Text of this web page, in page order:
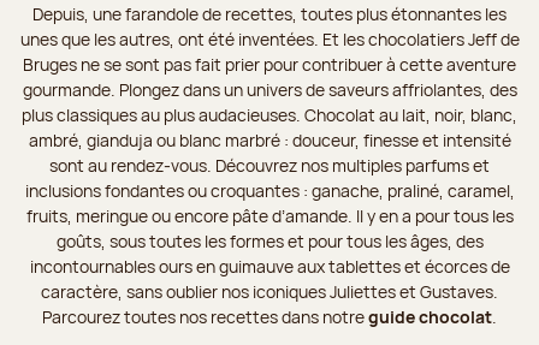
Depuis, une farandole de recettes, toutes plus étonnantes les
unes que les autres, ont été inventées. Et les chocolatiers Jeff de
Bruges ne se sont pas fait prier pour contribuer à cette aventure
gourmande. Plongez dans un univers de saveurs affriolantes, des
plus classiques au plus audacieuses. Chocolat au lait, noir, blanc,
ambré, gianduja ou blanc marbré : douceur, finesse et intensité
sont au rendez-vous. Découvrez nos multiples parfums et
inclusions fondantes ou croquantes : ganache, praliné, caramel,
fruits, meringue ou encore pâte d’amande. Il y en a pour tous les
goûts, sous toutes les formes et pour tous les âges, des
incontournables ours en guimauve aux tablettes et écorces de
caractère, sans oublier nos iconiques Juliettes et Gustaves.
Parcourez toutes nos recettes dans notreguide chocolat